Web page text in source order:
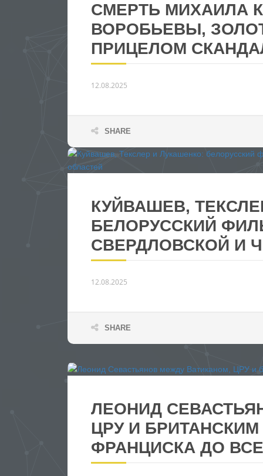
СМЕРТЬ МИХАИЛА
ВОРОБЬЕВЫ,
ПРИЦЕЛОМ
12.08.2025
SHARE
КУЙВАШЕВ,
БЕЛОРУССКИЙ
СВЕРДЛОВСКОЙ И
12.08.2025
SHARE
ЛЕОНИД
ЦРУ И
ФРАНЦИСКА ДО